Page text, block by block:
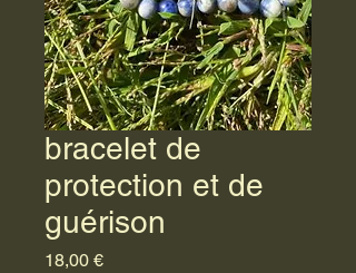
bracelet de
protection et de
guérison
18,00 €Prix